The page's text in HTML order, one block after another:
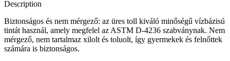
Description
Biztonságos és nem mérgező: az üres toll kiváló minőségű vízbázisú
tintát használ, amely megfelel az ASTM D-4236 szabványnak. Nem
mérgező, nem tartalmaz xilolt és toluolt, így gyermekek és felnőttek
számára is biztonságos.